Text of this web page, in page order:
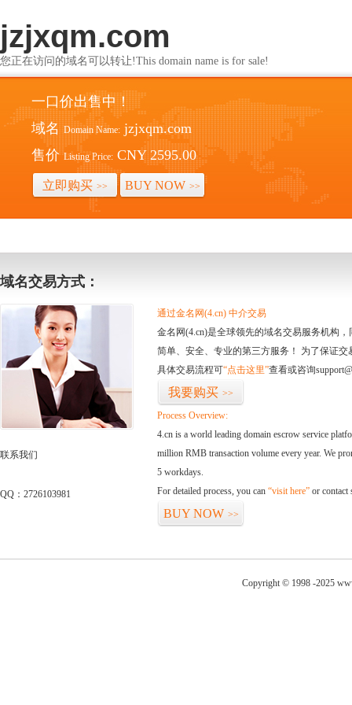
jzjxqm.com
您正在访问的域名可以转让!This domain name is for sale!
一口价出售中！
域名 Domain Name: jzjxqm.com
售价 Listing Price: CNY 2595.00
立即购买 >> BUY NOW >>
域名交易方式：
联系我们
QQ：2726103981
通过金名网(4.cn) 中介交易
金名网(4.cn)是全球领先的域名交易服务机构
简单、安全、专业的第三方服务！ 为了保证
具体交易流程可“点击这里”查看或咨询
我要购买 >>
Process Overview:
4.cn is a world leading domain escrow service
million RMB transaction volume every year. We
5 workdays.
For detailed process, you can “visit here” or contact
BUY NOW >>
Copyright © 1998 -2025